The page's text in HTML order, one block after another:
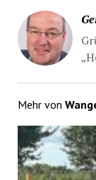
Mehr von